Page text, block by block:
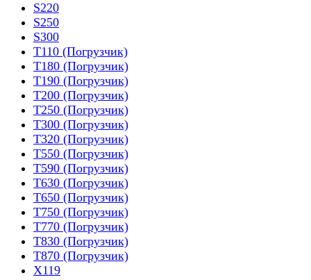
S220
S250
S300
T110 (Погрузчик)
T180 (Погрузчик)
T190 (Погрузчик)
T200 (Погрузчик)
T250 (Погрузчик)
T300 (Погрузчик)
T320 (Погрузчик)
T550 (Погрузчик)
T590 (Погрузчик)
T630 (Погрузчик)
T650 (Погрузчик)
T750 (Погрузчик)
T770 (Погрузчик)
T830 (Погрузчик)
T870 (Погрузчик)
X119